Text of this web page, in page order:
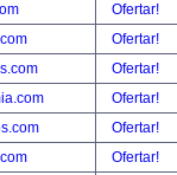
Ofertar!
Ofertar!
Ofertar!
Ofertar!
Ofertar!
Ofertar!